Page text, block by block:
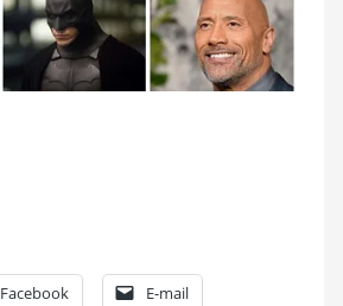
Facebook E-mail